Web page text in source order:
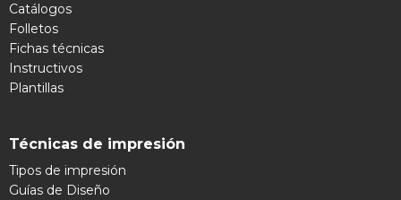
Catálogos
Folletos
Fichas técnicas
Instructivos
Plantillas
Técnicas de impresión
Tipos de impresión
Guías de Diseño